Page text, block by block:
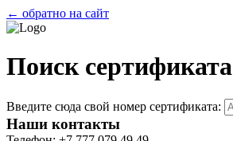
← обратно на сайт
Поиск сертификата
Введите сюда свой номер сертификата:
Наши контакты